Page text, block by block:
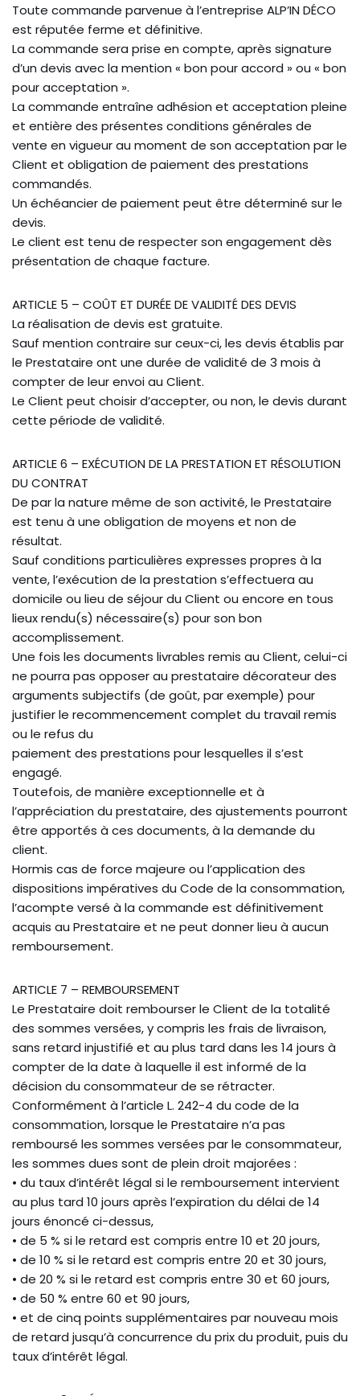
Toute commande parvenue à l’entreprise ALP’IN DÉCO
est réputée ferme et définitive.
La commande sera prise en compte, après signature
d’un devis avec la mention « bon pour accord » ou « bon
pour acceptation ».
La commande entraîne adhésion et acceptation pleine
et entière des présentes conditions générales de
vente en vigueur au moment de son acceptation par le
Client et obligation de paiement des prestations
commandés.
Un échéancier de paiement peut être déterminé sur le
devis.
Le client est tenu de respecter son engagement dès
présentation de chaque facture.
ARTICLE 5 – COÛT ET DURÉE DE VALIDITÉ DES DEVIS
La réalisation de devis est gratuite.
Sauf mention contraire sur ceux-ci, les devis établis par
le Prestataire ont une durée de validité de 3 mois à
compter de leur envoi au Client.
Le Client peut choisir d’accepter, ou non, le devis durant
cette période de validité.
ARTICLE 6 – EXÉCUTION DE LA PRESTATION ET RÉSOLUTION
DU CONTRAT
De par la nature même de son activité, le Prestataire
est tenu à une obligation de moyens et non de
résultat.
Sauf conditions particulières expresses propres à la
vente, l’exécution de la prestation s’effectuera au
domicile ou lieu de séjour du Client ou encore en tous
lieux rendu(s) nécessaire(s) pour son bon
accomplissement.
Une fois les documents livrables remis au Client, celui-ci
ne pourra pas opposer au prestataire décorateur des
arguments subjectifs (de goût, par exemple) pour
justifier le recommencement complet du travail remis
ou le refus du
paiement des prestations pour lesquelles il s’est
engagé.
Toutefois, de manière exceptionnelle et à
l’appréciation du prestataire, des ajustements pourront
être apportés à ces documents, à la demande du
client.
Hormis cas de force majeure ou l’application des
dispositions impératives du Code de la consommation,
l’acompte versé à la commande est définitivement
acquis au Prestataire et ne peut donner lieu à aucun
remboursement.
ARTICLE 7 – REMBOURSEMENT
Le Prestataire doit rembourser le Client de la totalité
des sommes versées, y compris les frais de livraison,
sans retard injustifié et au plus tard dans les 14 jours à
compter de la date à laquelle il est informé de la
décision du consommateur de se rétracter.
Conformément à l’article L. 242-4 du code de la
consommation, lorsque le Prestataire n’a pas
remboursé les sommes versées par le consommateur,
les sommes dues sont de plein droit majorées :
• du taux d’intérêt légal si le remboursement intervient
au plus tard 10 jours après l’expiration du délai de 14
jours énoncé ci-dessus,
• de 5 % si le retard est compris entre 10 et 20 jours,
• de 10 % si le retard est compris entre 20 et 30 jours,
• de 20 % si le retard est compris entre 30 et 60 jours,
• de 50 % entre 60 et 90 jours,
• et de cinq points supplémentaires par nouveau mois
de retard jusqu’à concurrence du prix du produit, puis du
taux d’intérêt légal.